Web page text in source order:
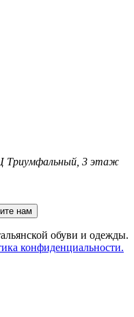
Триумфальный, 3 этаж
нам
обуви и одежды.
конфиденциальности.